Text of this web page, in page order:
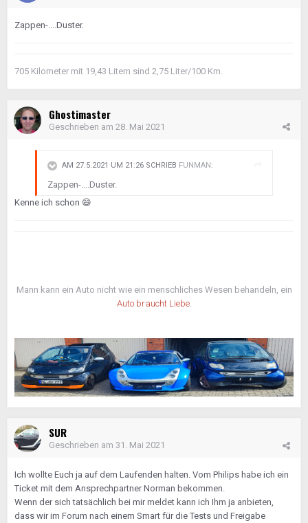
Zappen-....Duster.
705 Kilometer mit 19,43 Litern sind 2,75 Liter/100 Km.
Ghostimaster
Geschrieben am 28. Mai 2021
AM 27.5.2021 UM 21:26 SCHRIEB FUNMAN:
Zappen-....Duster.
Kenne ich schon 😄
Mann kann ein Auto nicht wie ein menschliches Wesen behandeln, ein
Auto braucht Liebe.
SUR
Geschrieben am 31. Mai 2021
Ich wollte Euch ja auf dem Laufenden halten. Vom Philips habe ich ein
Ticket mit dem Ansprechpartner Norman bekommen.
Wenn der sich tatsächlich bei mir meldet kann ich Ihm ja anbieten,
dass wir im Forum nach einem Smart für die Tests und Freigabe